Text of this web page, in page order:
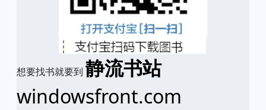
想要找书就要到 静流书站
windowsfront.com